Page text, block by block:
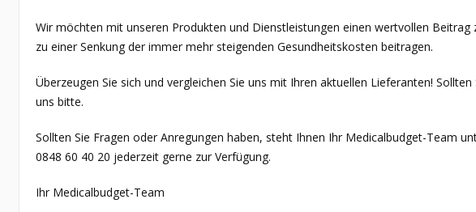
Wir möchten mit unseren Produkten und Dienstleistungen einen wertvollen Beitrag
zu einer Senkung der immer mehr steigenden Gesundheitskosten beitragen.
Überzeugen Sie sich und vergleichen Sie uns mit Ihren aktuellen Lieferanten!
uns bitte.
Sollten Sie Fragen oder Anregungen haben, steht Ihnen Ihr Medicalbudget-Team
0848 60 40 20 jederzeit gerne zur Verfügung.
Ihr Medicalbudget-Team